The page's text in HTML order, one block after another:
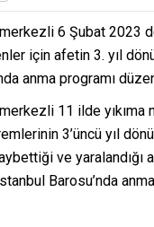
merkezli 6 Şubat 2023
için afetin 3. yıl
anma programı
11 ilde yıkıma
3’üncü yıl
ve yaralandığı
Barosu’nda